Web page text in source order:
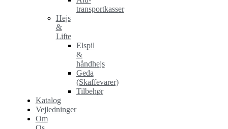
transportkasser
Hejs
&
Lifte
Elspil
&
håndhejs
Geda
(Skaffevarer)
Tilbehør
Katalog
Vejledninger
Om